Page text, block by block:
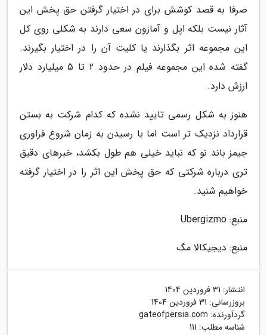
صرفا به قصد کوشش برای در اختیار گرفتن حق پخش این
آثار نیست بلکه اپل و آمازون سعی دارند به شکلی روی کل
این مجموعه اثر بگذارند یا کلیت آن را در اختیار بگیرند.
گفته شده این مجموعه فیلم در حدود 2 تا 5 میلیارد دلار
ارزش دارد.
هنوز به شکل رسمی تایید نشده که کدام شرکت به بستن
قرارداد نزدیک تر است اما با رسیدن به زمان شروع فراوری
جیمز باند نو که نباید خیلی هم طول بکشد، خبرهای دقیق
تری درباره شرکتی که حق پخش این اثر را در اختیار گرفته
خواهیم شنید.
منبع: Ubergizmo
منبع: دیجیکالا مگ
انتشار: 31 فروردین 1404
بروزرسانی: 31 فروردین 1404
گردآورنده: gateofpersia.com
شناسه مطلب: 111